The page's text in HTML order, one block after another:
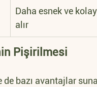
Daha esnek ve
alır
Pişirilmesi
bazı avantajlar